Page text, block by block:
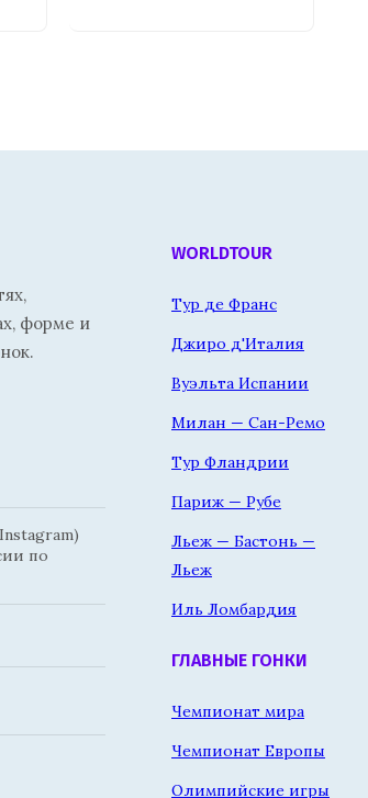
форме и
по
WORLDTOUR
Тур де Франс
Джиро д'Италия
Вуэльта Испании
Милан — Сан-Ремо
Тур Фландрии
Париж — Рубе
Льеж — Бастонь —
Льеж
Иль Ломбардия
ГЛАВНЫЕ ГОНКИ
Чемпионат мира
Чемпионат Европы
Олимпийские игры